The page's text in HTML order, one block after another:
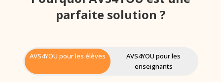
parfaite solution ?
AVS4YOU pour les élèves
AVS4YOU pour les
enseignants